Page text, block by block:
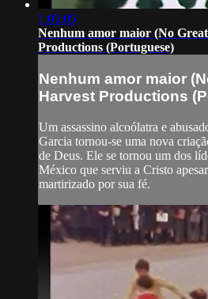
1:05:05
Nenhum amor maior (No
Productions (Portuguese)
Nenhum amor maior
Harvest Productions
Um assassino alcoólatra e
Garcia tornou-se uma nova
de Deus. Ele se tornou um dos
México que serviu a Cristo
martirizado por sua fé.